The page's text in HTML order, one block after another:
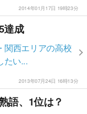
2014年01月17日 19時23分
達成
関西エリアの高校
たい...
2013年07月24日 16時13分
語、1位は？